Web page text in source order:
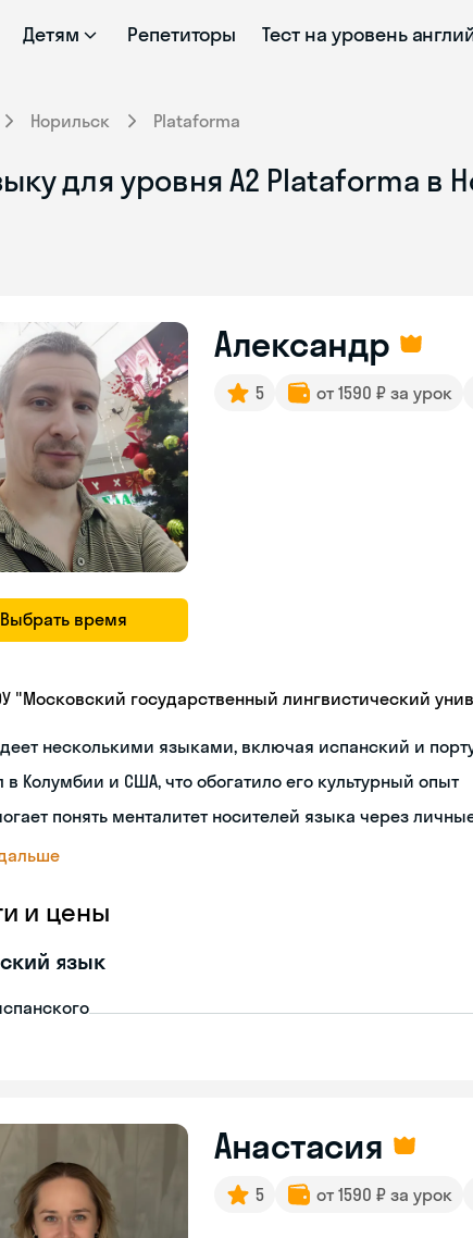
Детям Репетиторы Тест на уровень
Норильск Plataforma
для уровня А2 Plataforma в
Выбрать время
Александр
5 от 1590 ₽ за урок
"Московский государственный лингвистический
несколькими языками, включая испанский и
в Колумбии и США, что обогатило его культурный опыт
понять менталитет носителей языка через
и цены
язык
Анастасия
5 от 1590 ₽ за урок